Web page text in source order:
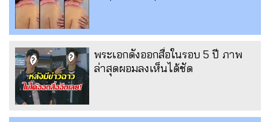
พระเอกดังออกสื่อในรอบ 5 ปี ภาพ
ล่าสุดผอมลงเห็นได้ชัด